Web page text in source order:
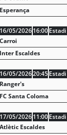
el segon
de
Esperança
16/05/2026 16:00
Carroi
Inter Escaldes
16/05/202620:45
Ranger's
FC Santa Coloma
17/05/2026 11:00
Atlètic Escaldes